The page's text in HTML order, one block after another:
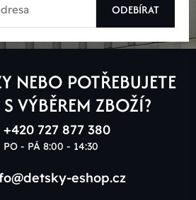
ODEBÍRAT
NEBO POTŘEBUJETE
VÝBĚREM ZBOŽÍ?
+420 727 877 380
PO - PÁ 8:00 - 14:30
eshop.cz